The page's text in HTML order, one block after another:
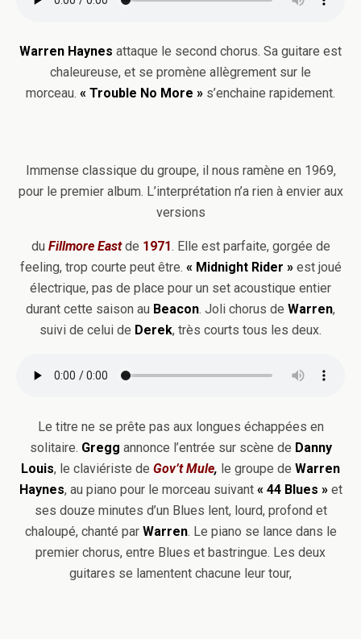
Warren Haynes attaque le second chorus. Sa guitare est
chaleureuse, et se promène allègrement sur le
morceau. « Trouble No More » s’enchaine rapidement.
Immense classique du groupe, il nous ramène en 1969,
pour le premier album. L’interprétation n’a rien à envier aux
versions
du Fillmore Eastde 1971. Elle est parfaite, gorgée de
feeling, trop courte peut être. « Midnight Rider »est joué
électrique, pas de place pour un set acoustique entier
durant cette saison au Beacon. Joli chorus de Warren,
suivi de celui de Derek, très courts tous les deux.
Le titre ne se prête pas aux longues échappées en
solitaire. Gregg annonce l’entrée sur scène de Danny
Louis, le claviériste de Gov’t Mule, le groupe de Warren
Haynes, au piano pour le morceau suivant « 44 Blues »et
ses douze minutes d’un Blues lent, lourd, profond et
chaloupé, chanté par Warren. Le piano se lance dans le
premier chorus, entre Blues et bastringue. Les deux
guitares se lamentent chacune leur tour,